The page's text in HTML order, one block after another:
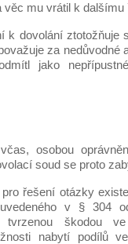
věc mu vrátil k dalšímu
k dovolání ztotožňuje
za nedůvodné
jako
osobou
soud se proto
řešení otázky
v § 304
tvrzenou škodou
nabytí podílů